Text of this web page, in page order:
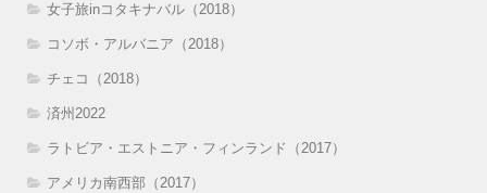
女子旅inコタキナバル（2018）
コソボ・アルバニア（2018）
チェコ（2018）
済州2022
ラトビア・エストニア・フィンランド（2017）
アメリカ南西部（2017）